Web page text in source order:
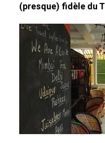
(presque) fidèle du